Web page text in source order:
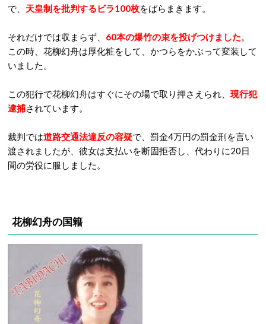
で、 天皇制を批判するビラ100枚をばらまきます。
それだけでは収まらず、 60本の爆竹の束を投げつけました。
この時、花柳幻舟は厚化粧をして、かつらをかぶって変装して
いました。
この犯行で花柳幻舟はすぐにその場で取り押さえられ、 現行犯
逮捕されています。
裁判では道路交通法違反の容疑で、罰金4万円の罰金刑を言い
渡されましたが、彼女は支払いを断固拒否し、代わりに20日
間の労役に服しました。
花柳幻舟の国籍